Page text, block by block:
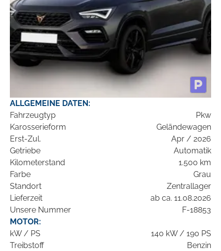
ALLGEMEINE DATEN:
Fahrzeugtyp
Pkw
Karosserieform
Geländewagen
Erst-Zul.
Apr / 2026
Getriebe
Automatik
Kilometerstand
1.500 km
Farbe
Grau
Standort
Zentrallager
Lieferzeit
ab ca. 11.08.2026
Unsere Nummer
F-18853
MOTOR:
kW / PS
140 kW / 190 PS
Treibstoff
Benzin